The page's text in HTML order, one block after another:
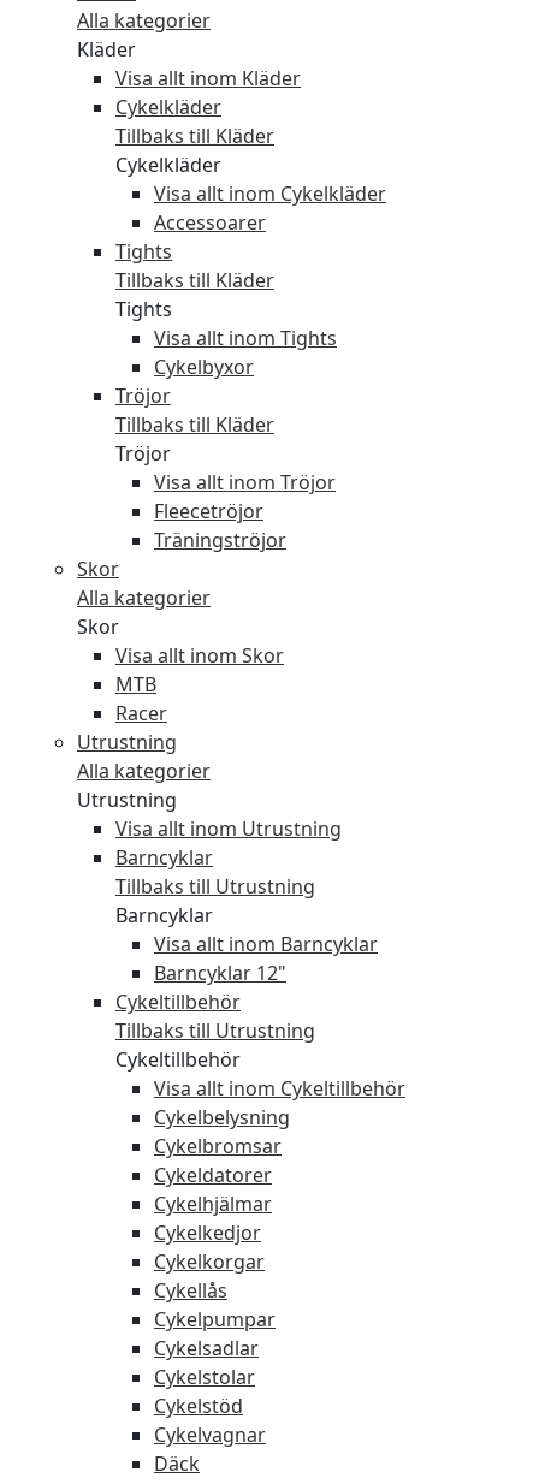
Alla kategorier
Kläder
Visa allt inom Kläder
Cykelkläder
Tillbaks till Kläder
Cykelkläder
Visa allt inom Cykelkläder
Accessoarer
Tights
Tillbaks till Kläder
Tights
Visa allt inom Tights
Cykelbyxor
Tröjor
Tillbaks till Kläder
Tröjor
Visa allt inom Tröjor
Fleecetröjor
Träningströjor
Skor
Alla kategorier
Skor
Visa allt inom Skor
MTB
Racer
Utrustning
Alla kategorier
Utrustning
Visa allt inom Utrustning
Barncyklar
Tillbaks till Utrustning
Barncyklar
Visa allt inom Barncyklar
Barncyklar 12"
Cykeltillbehör
Tillbaks till Utrustning
Cykeltillbehör
Visa allt inom Cykeltillbehör
Cykelbelysning
Cykelbromsar
Cykeldatorer
Cykelhjälmar
Cykelkedjor
Cykelkorgar
Cykellås
Cykelpumpar
Cykelsadlar
Cykelstolar
Cykelstöd
Cykelvagnar
Däck